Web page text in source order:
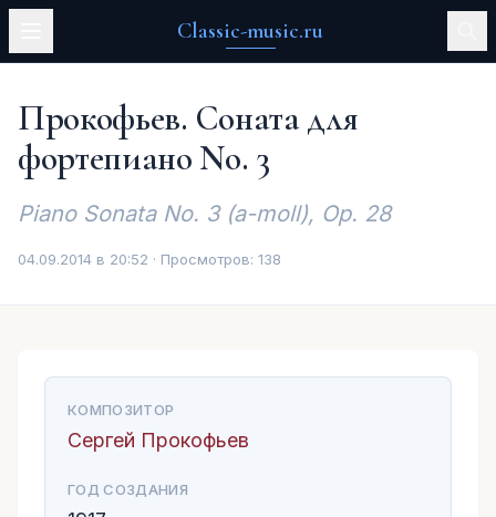
Classic-music.ru
Прокофьев. Соната для
фортепиано No. 3
Piano Sonata No. 3 (a-moll), Op. 28
04.09.2014 в 20:52 · Просмотров: 138
КОМПОЗИТОР
Сергей Прокофьев
ГОД СОЗДАНИЯ